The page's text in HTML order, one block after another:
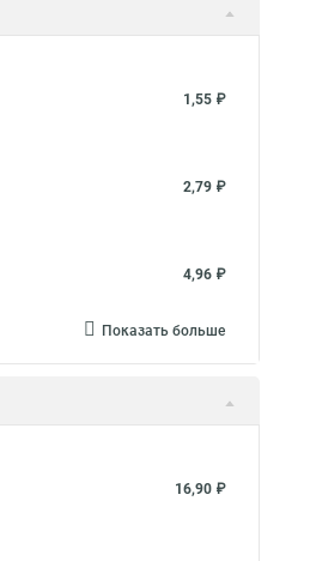
1,55 ₽
2,79 ₽
4,96 ₽
Показать больше
16,90 ₽